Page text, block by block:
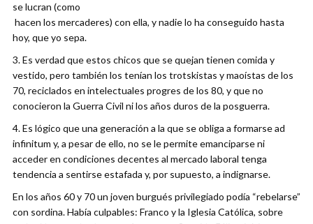
se lucran (como
hacen los mercaderes) con ella, y nadie lo ha conseguido hasta
hoy, que yo sepa.
3. Es verdad que estos chicos que se quejan tienen comida y
vestido, pero también los tenían los trotskistas y maoístas de los
70, reciclados en intelectuales progres de los 80, y que no
conocieron la Guerra Civil ni los años duros de la posguerra.
4. Es lógico que una generación a la que se obliga a formarse ad
infinitum y, a pesar de ello, no se le permite emanciparse ni
acceder en condiciones decentes al mercado laboral tenga
tendencia a sentirse estafada y, por supuesto, a indignarse.
En los años 60 y 70 un joven burgués privilegiado podía “rebelarse”
con sordina. Había culpables: Franco y la Iglesia Católica, sobre